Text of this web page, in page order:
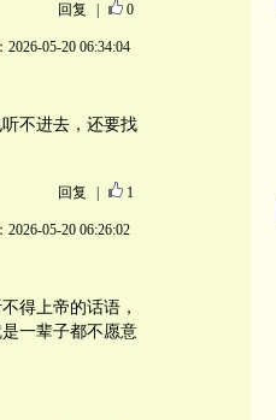
回复 0
2026-05-20 06:34:04
不进去，还要找
回复 1
2026-05-20 06:26:02
得上帝的话语，
一辈子都不愿意